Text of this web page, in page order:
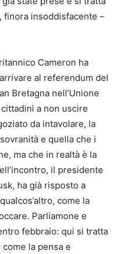
finora insoddisfacente –
Cameron ha
al referendum del
Bretagna nell’Unione
a non uscire
da intavolare, la
e quella che i
ma che in realtà è la
il presidente
ha già risposto a
come la
Parliamone e
febbraio: qui si tratta
la pensa e